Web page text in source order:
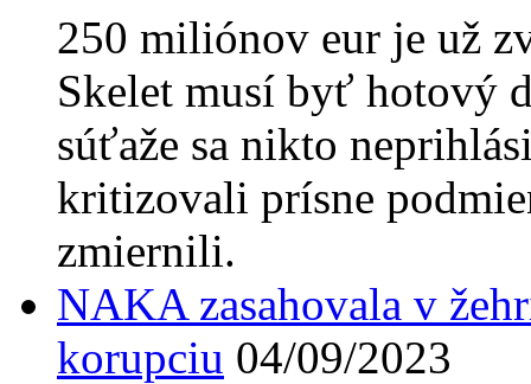
250 miliónov eur je už
Skelet musí byť hotový
súťaže sa nikto
kritizovali prísne
zmiernili.
NAKA zasahovala v
korupciu 04/09/2023